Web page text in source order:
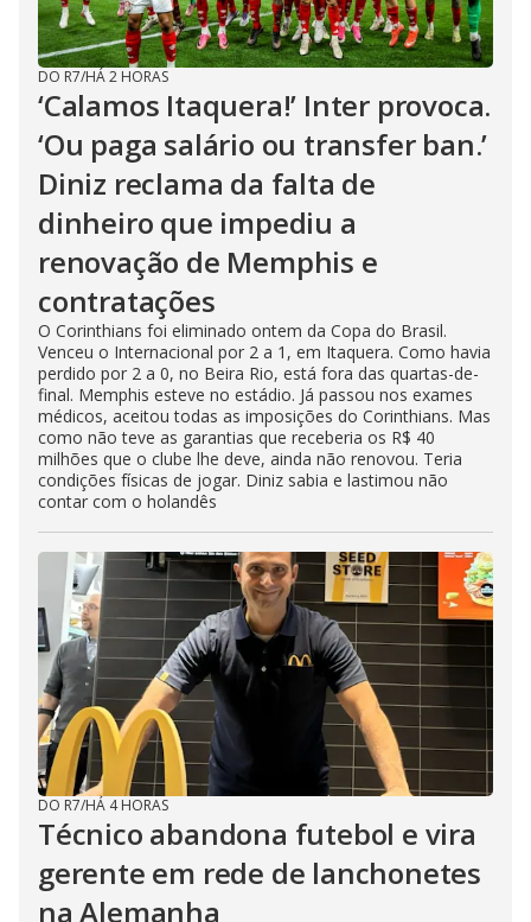
DO R7/HÁ 2 HORAS
‘Calamos Itaquera!’ Inter provoca.
‘Ou paga salário ou transfer ban.’
Diniz reclama da falta de
dinheiro que impediu a
renovação de Memphis e
contratações
O Corinthians foi eliminado ontem da Copa do Brasil.
Venceu o Internacional por 2 a 1, em Itaquera. Como havia
perdido por 2 a 0, no Beira Rio, está fora das quartas-de-
final. Memphis esteve no estádio. Já passou nos exames
médicos, aceitou todas as imposições do Corinthians. Mas
como não teve as garantias que receberia os R$ 40
milhões que o clube lhe deve, ainda não renovou. Teria
condições físicas de jogar. Diniz sabia e lastimou não
contar com o holandês
DO R7/HÁ 4 HORAS
Técnico abandona futebol e vira
gerente em rede de lanchonetes
na Alemanha